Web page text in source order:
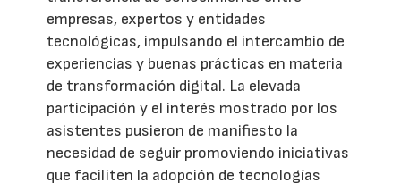
empresas, expertos y entidades
tecnológicas, impulsando el intercambio de
experiencias y buenas prácticas en materia
de transformación digital. La elevada
participación y el interés mostrado por los
asistentes pusieron de manifiesto la
necesidad de seguir promoviendo iniciativas
que faciliten la adopción de tecnologías